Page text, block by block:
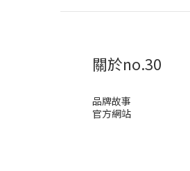
關於no.30
品牌故事
官方網站